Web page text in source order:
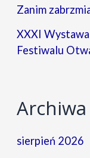
Zanim
XXXI
Festiwalu
Archiwa
sierpień 2026